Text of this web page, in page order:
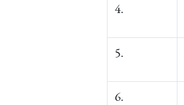
4.
5.
6.